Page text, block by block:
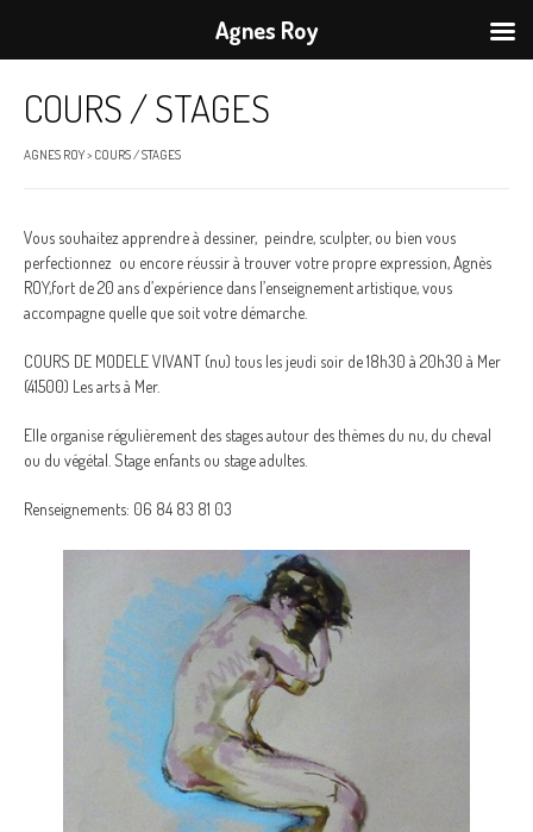
COURS / STAGES
AGNES ROY> COURS / STAGES
Vous souhaitez apprendre à dessiner, peindre, sculpter, ou bien vous
perfectionnez ou encore réussir à trouver votre propre expression, Agnès
ROY,fort de 20 ans d’expérience dans l’enseignement artistique, vous
accompagne quelle que soit votre démarche.
COURS DE MODELE VIVANT (nu) tous les jeudi soir de 18h30 à 20h30 à Mer
(41500) Les arts à Mer.
Elle organise régulièrement des stages autour des thèmes du nu, du cheval
ou du végétal. Stage enfants ou stage adultes.
Renseignements: 06 84 83 81 03
Agnes Roy